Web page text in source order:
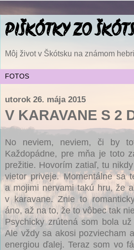
PIŠKÓTKY ZO
Môj život v Škótsku na známom
utorok 26. mája 2015
V KARAVANE S 2
No neviem, neviem, či by
Každopádne, pre mňa je toto
prežitie. Hovorím zatiaľ, tu
vietor priveje. Momentálne sa
a mojimi nervami takú hru, že
v karavane. Znie to
áno, až na to, že to vôbec tak
Psychicky zrútená som bola
Ale vždy sa akosi pozviecham
energiou ďalej. Teraz som vo